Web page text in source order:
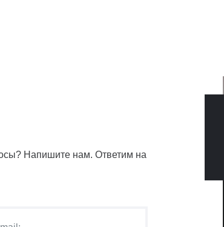
Напишите нам. Ответим на